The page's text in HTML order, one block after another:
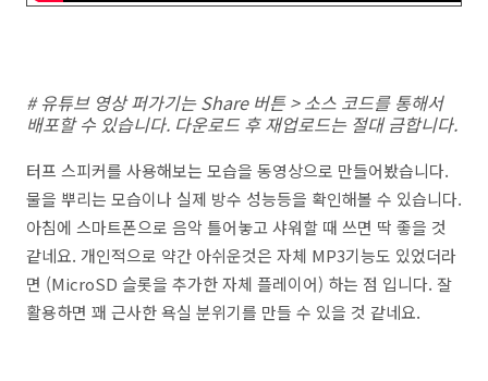
# 유튜브 영상 퍼가기는 Share 버튼 > 소스 코드를 통해서
배포할 수 있습니다. 다운로드 후 재업로드는 절대 금합니다.
터프 스피커를 사용해보는 모습을 동영상으로 만들어봤습니다.
물을 뿌리는 모습이나 실제 방수 성능등을 확인해볼 수 있습니다.
아침에 스마트폰으로 음악 틀어놓고 샤워할 때 쓰면 딱 좋을 것
같네요. 개인적으로 약간 아쉬운것은 자체 MP3기능도 있었더라
면 (MicroSD 슬롯을 추가한 자체 플레이어) 하는 점 입니다. 잘
활용하면 꽤 근사한 욕실 분위기를 만들 수 있을 것 같네요.